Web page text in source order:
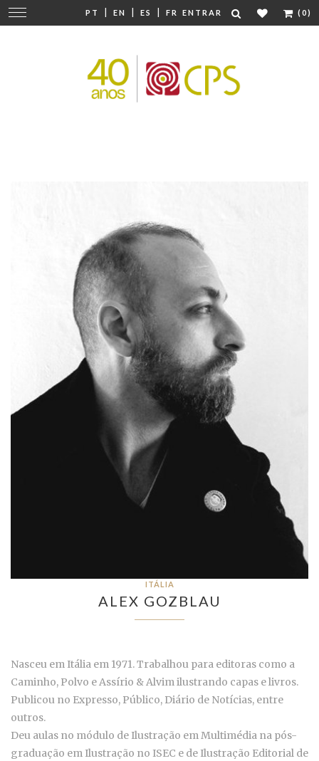
PT | EN | ES | FR ENTRAR (0)
Mudar
navegação
ITÁLIA
ALEX GOZBLAU
Nasceu em Itália em 1971. Trabalhou para editoras como a
Caminho, Polvo e Assírio & Alvim ilustrando capas e livros.
Publicou no Expresso, Público, Diário de Notícias, entre
outros.
Deu aulas no módulo de Ilustração em Multimédia na pós-
graduação em Ilustração no ISEC e de Ilustração Editorial de